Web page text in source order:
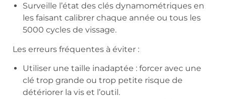
Surveille l’état des clés dynamométriques en
les faisant calibrer chaque année ou tous les
5000 cycles de vissage.
Les erreurs fréquentes à éviter :
Utiliser une taille inadaptée : forcer avec une
clé trop grande ou trop petite risque de
détériorer la vis et l’outil.